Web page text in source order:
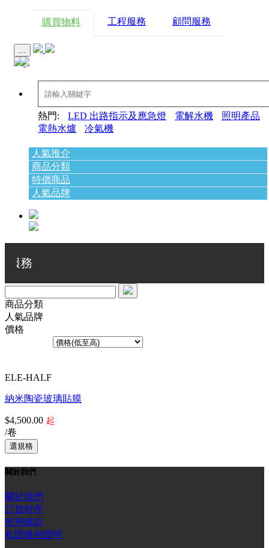
購買物料 工程服務 顧問服務
...
熱門: LED 出路指示及應急燈 電解水機
照明產品
電熱水爐
冷氣機
人氣推介
商品分類
特價商品
人氣品牌
商品分類
人氣品牌
價格
ELE-HALF
納米陶瓷玻璃貼膜
$4,500.00 起
/卷
關於我們
關於我們
訂貨程序
使用條款
私隱條例聲明